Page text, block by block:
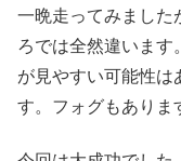
一晩走ってみました
ろでは全然違います
が見やすい可能性は
す。フォグもありま